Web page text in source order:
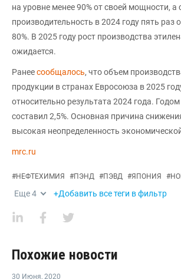
на уровне менее 90% от своей мощности, а
производительность в 2024 году пять раз
80%. В 2025 году рост производства
ожидается.
Ранеесообщалось, что объем
продукции в странах Евросоюза в 2025
относительно результата 2024 года.
составил 2,5%. Основная причина
высокая неопределенность
mrc.ru
#НЕФТЕХИМИЯ #ПЭНД #ПЭВД #ЯПОНИЯ #
Еще4 +Добавить все теги в фильтр
Похожие новости
30 Июня, 2020